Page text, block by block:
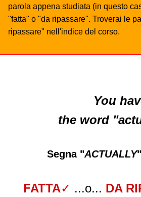
parola appena studiata (in questo
"fatta" o "da ripassare". Troverai le
ripassare" nell'indice del corso.
You
the word
Segna "ACTUALLY
FATTA✓ ...o... DA